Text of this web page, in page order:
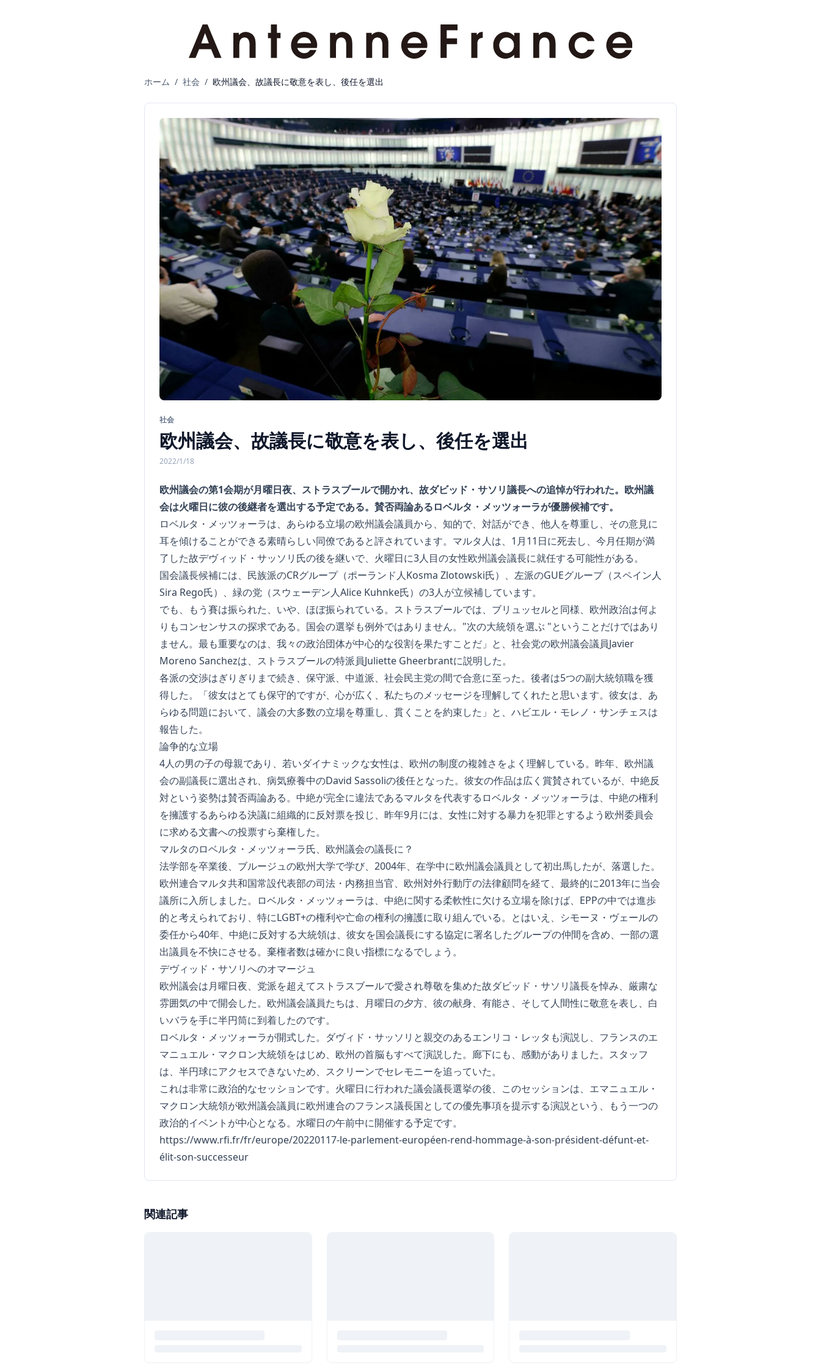
ホーム / 社会 / 欧州議会、故議長に敬意を表し、後任を選出
社会
欧州議会、故議長に敬意を表し、後任を選出
2022/1/18
欧州議会の第1会期が月曜日夜、ストラスブールで開かれ、故ダビッド・サソリ議長への追悼が行われた。欧州議
会は火曜日に彼の後継者を選出する予定である。賛否両論あるロベルタ・メッツォーラが優勝候補です。
ロベルタ・メッツォーラは、あらゆる立場の欧州議会議員から、知的で、対話ができ、他人を尊重し、その意見に
耳を傾けることができる素晴らしい同僚であると評されています。マルタ人は、1月11日に死去し、今月任期が満
了した故デヴィッド・サッソリ氏の後を継いで、火曜日に3人目の女性欧州議会議長に就任する可能性がある。
国会議長候補には、民族派のCRグループ（ポーランド人Kosma Zlotowski氏）、左派のGUEグループ（スペイン人
Sira Rego氏）、緑の党（スウェーデン人Alice Kuhnke氏）の3人が立候補しています。
でも、もう賽は振られた、いや、ほぼ振られている。ストラスブールでは、ブリュッセルと同様、欧州政治は何よ
りもコンセンサスの探求である。国会の選挙も例外ではありません。"次の大統領を選ぶ "ということだけではあり
ません。最も重要なのは、我々の政治団体が中心的な役割を果たすことだ」と、社会党の欧州議会議員Javier
Moreno Sanchezは、ストラスブールの特派員Juliette Gheerbrantに説明した。
各派の交渉はぎりぎりまで続き、保守派、中道派、社会民主党の間で合意に至った。後者は5つの副大統領職を獲
得した。「彼女はとても保守的ですが、心が広く、私たちのメッセージを理解してくれたと思います。彼女は、あ
らゆる問題において、議会の大多数の立場を尊重し、貫くことを約束した」と、ハビエル・モレノ・サンチェスは
報告した。
論争的な立場
4人の男の子の母親であり、若いダイナミックな女性は、欧州の制度の複雑さをよく理解している。昨年、欧州議
会の副議長に選出され、病気療養中のDavid Sassoliの後任となった。彼女の作品は広く賞賛されているが、中絶反
対という姿勢は賛否両論ある。中絶が完全に違法であるマルタを代表するロベルタ・メッツォーラは、中絶の権利
を擁護するあらゆる決議に組織的に反対票を投じ、昨年9月には、女性に対する暴力を犯罪とするよう欧州委員会
に求める文書への投票すら棄権した。
マルタのロベルタ・メッツォーラ氏、欧州議会の議長に？
法学部を卒業後、ブルージュの欧州大学で学び、2004年、在学中に欧州議会議員として初出馬したが、落選した。
欧州連合マルタ共和国常設代表部の司法・内務担当官、欧州対外行動庁の法律顧問を経て、最終的に2013年に当会
議所に入所しました。ロベルタ・メッツォーラは、中絶に関する柔軟性に欠ける立場を除けば、EPPの中では進歩
的と考えられており、特にLGBT+の権利や亡命の権利の擁護に取り組んでいる。とはいえ、シモーヌ・ヴェールの
委任から40年、中絶に反対する大統領は、彼女を国会議長にする協定に署名したグループの仲間を含め、一部の選
出議員を不快にさせる。棄権者数は確かに良い指標になるでしょう。
デヴィッド・サソリへのオマージュ
欧州議会は月曜日夜、党派を超えてストラスブールで愛され尊敬を集めた故ダビッド・サソリ議長を悼み、厳粛な
雰囲気の中で開会した。欧州議会議員たちは、月曜日の夕方、彼の献身、有能さ、そして人間性に敬意を表し、白
いバラを手に半円筒に到着したのです。
ロベルタ・メッツォーラが開式した。ダヴィド・サッソリと親交のあるエンリコ・レッタも演説し、フランスのエ
マニュエル・マクロン大統領をはじめ、欧州の首脳もすべて演説した。廊下にも、感動がありました。スタッフ
は、半円球にアクセスできないため、スクリーンでセレモニーを追っていた。
これは非常に政治的なセッションです。火曜日に行われた議会議長選挙の後、このセッションは、エマニュエル・
マクロン大統領が欧州議会議員に欧州連合のフランス議長国としての優先事項を提示する演説という、もう一つの
政治的イベントが中心となる。水曜日の午前中に開催する予定です。
https://www.rfi.fr/fr/europe/20220117-le-parlement-européen-rend-hommage-à-son-président-défunt-et-
élit-son-successeur
関連記事